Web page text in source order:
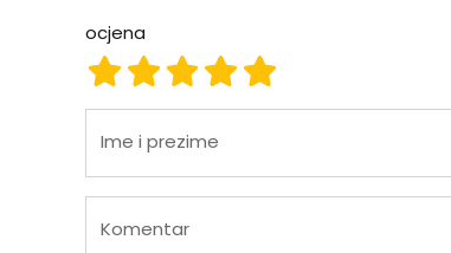
ocjena
ocjena 5
ocjena 4
ocjena 3
ocjena 2
ocjena 1
Ime i prezime
Komentar